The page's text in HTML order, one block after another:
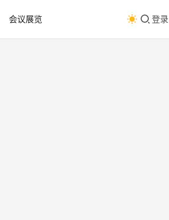
会议展览 登录